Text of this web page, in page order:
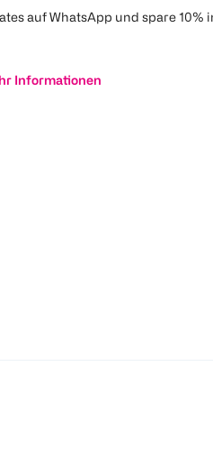
auf WhatsApp und spare 10%
Informationen